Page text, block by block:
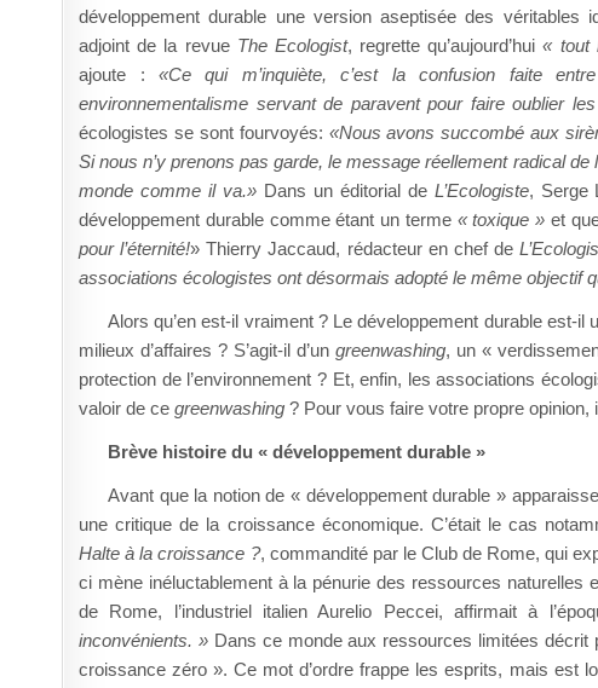
développement durable une version aseptisée des véritables
adjoint de la revue The Ecologist, regrette qu’aujourd’hui« tout
ajoute : «Ce qui m’inquiète, c’est la confusion faite
environnementalisme servant de paravent pour faire oublier
écologistes se sont fourvoyés: «Nous avons succombé aux
Si nous n’y prenons pas garde, le message réellement radical de
monde comme il va.»Dans un éditorial de L’Ecologiste, Serge
développement durable comme étant un terme « toxique » et
pour l’éternité!» Thierry Jaccaud, rédacteur en chef de
associations écologistes ont désormais adopté le même objectif
Alors qu’en est-il vraiment ? Le développement durable est-
milieux d’affaires ? S’agit-il d’ungreenwashing, un «
protection de l’environnement ? Et, enfin, les associations
valoir de cegreenwashing ? Pour vous faire votre propre opinion,
Brève histoire du « développement durable »
Avant que la notion de « développement durable »
une critique de la croissance économique. C’était le cas
Halte à la croissance ?, commandité par le Club de Rome, qui
ci mène inéluctablement à la pénurie des ressources naturelles
de Rome, l’industriel italien Aurelio Peccei, affirmait à
inconvénients. » Dans ce monde aux ressources limitées
croissance zéro ». Ce mot d’ordre frappe les esprits, mais est